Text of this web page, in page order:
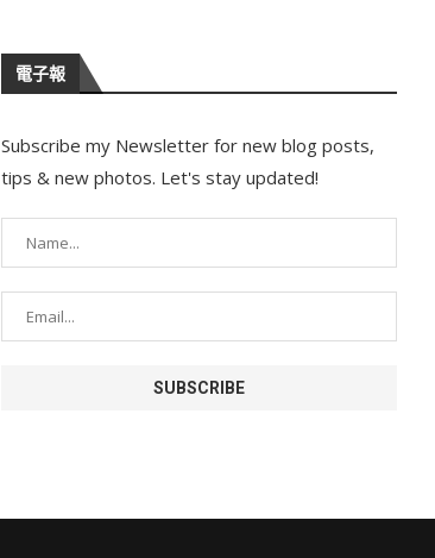
電子報
Subscribe my Newsletter for new blog posts,
tips & new photos. Let's stay updated!